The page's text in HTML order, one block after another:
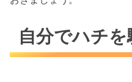
自分でハチ